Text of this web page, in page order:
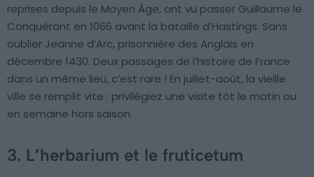
reprises depuis le Moyen Âge, ont vu passer Guillaume le
Conquérant en 1066 avant la bataille d’Hastings. Sans
oublier Jeanne d’Arc, prisonnière des Anglais en
décembre 1430. Deux passages de l’histoire de France
dans un même lieu, c’est rare ! En juillet-août, la vieille
ville se remplit vite : privilégiez une visite tôt le matin ou
en semaine hors saison.
3. L’herbarium et le fruticetum